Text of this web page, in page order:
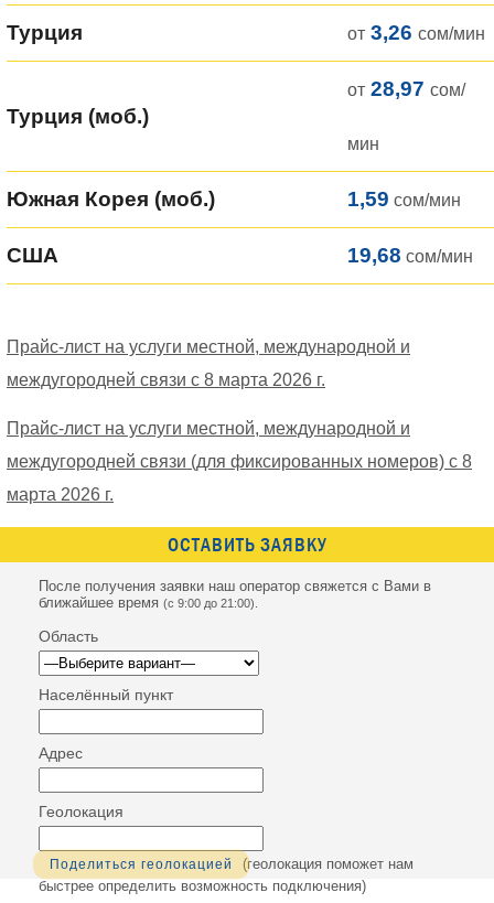
Турция от 3,26 сом/мин
Турция (моб.)
от 28,97 сом/
мин
Южная Корея (моб.) 1,59 сом/мин
США 19,68 сом/мин
Прайс-лист на услуги местной, международной и
междугородней связи с 8 марта 2026 г.
Прайс-лист на услуги местной, международной и
междугородней связи (для фиксированных номеров) с 8
марта 2026 г.
ОСТАВИТЬ ЗАЯВКУ
После получения заявки наш оператор свяжется с Вами в
ближайшее время (с 9:00 до 21:00).
Область
Населённый пункт
Адрес
Геолокация
Поделиться геолокацией
(геолокация поможет нам
быстрее определить возможность подключения)